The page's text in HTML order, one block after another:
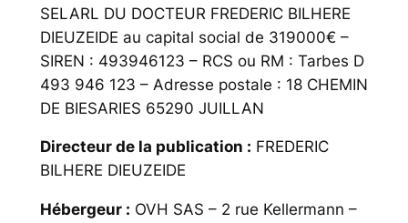
SELARL DU DOCTEUR FREDERIC BILHERE
DIEUZEIDE au capital social de 319000€ –
SIREN : 493946123 – RCS ou RM : Tarbes D
493 946 123 – Adresse postale : 18 CHEMIN
DE BIESARIES 65290 JUILLAN
Directeur de la publication : FREDERIC
BILHERE DIEUZEIDE
Hébergeur : OVH SAS – 2 rue Kellermann –